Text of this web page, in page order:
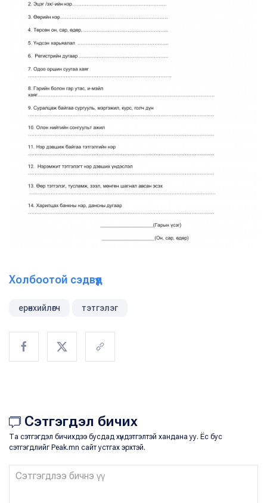
Холбоотой сэдвүүд
ерөнхийлөгч тэтгэлэг
Сэтгэгдэл бичих
Та сэтгэгдэл бичихдээ бусдад хүндэтгэлтэй хандана уу. Ёс бус
сэтгэгдлийг Peak.mn сайт устгах эрхтэй.